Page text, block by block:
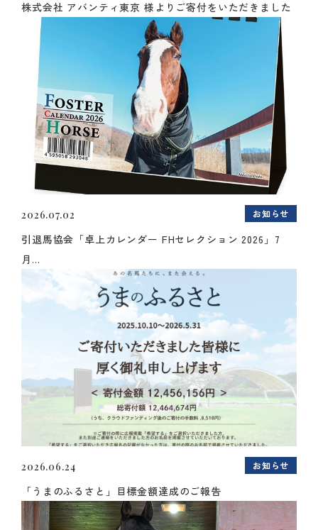
株式会社 アバンティ東京 様よりご寄付をいただきました
2026.07.02 お知らせ
引退馬協会「卓上カレンダー FHセレクション 2026」7
月...
2026.06.24 お知らせ
「うまのふるさと」目標金額達成のご報告